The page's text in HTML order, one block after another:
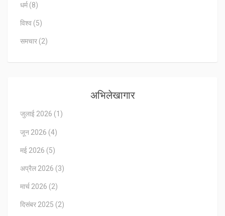
धर्म (8)
विश्व (5)
समचार (2)
अभिलेखागार
जुलाई 2026 (1)
जून 2026 (4)
मई 2026 (5)
अप्रैल 2026 (3)
मार्च 2026 (2)
दिसंबर 2025 (2)